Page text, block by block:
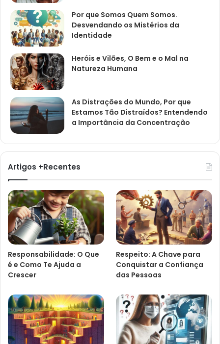
Por que Somos Quem Somos.
Desvendando os Mistérios da
Identidade
Heróis e Vilões, O Bem e o Mal na
Natureza Humana
As Distrações do Mundo, Por que
Estamos Tão Distraídos? Entendendo
a Importância da Concentração
Artigos +Recentes
Responsabilidade: O Que
é e Como Te Ajuda a
Crescer
Respeito: A Chave para
Conquistar a Confiança
das Pessoas